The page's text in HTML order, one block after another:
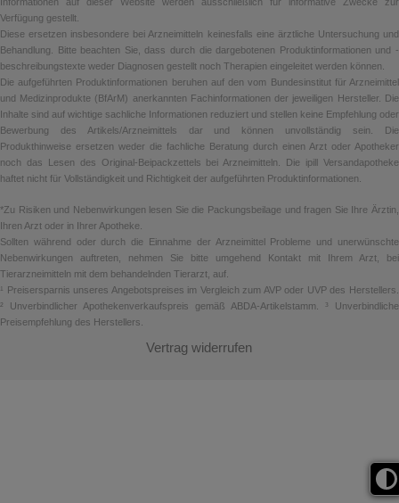
Verfügung gestellt.
Diese ersetzen insbesondere bei Arzneimitteln keinesfalls eine ärztliche Untersuchung und
Behandlung. Bitte beachten Sie, dass durch die dargebotenen Produktinformationen und -
beschreibungstexte weder Diagnosen gestellt noch Therapien eingeleitet werden können.
Die aufgeführten Produktinformationen beruhen auf den vom Bundesinstitut für Arzneimittel
und Medizinprodukte (BfArM) anerkannten Fachinformationen der jeweiligen Hersteller. Die
Inhalte sind auf wichtige sachliche Informationen reduziert und stellen keine Empfehlung oder
Bewerbung des Artikels/Arzneimittels dar und können unvollständig sein. Die
Produkthinweise ersetzen weder die fachliche Beratung durch einen Arzt oder Apotheker
noch das Lesen des Original-Beipackzettels bei Arzneimitteln. Die ipill Versandapotheke
haftet nicht für Vollständigkeit und Richtigkeit der aufgeführten Produktinformationen.
*Zu Risiken und Nebenwirkungen lesen Sie die Packungsbeilage und fragen Sie Ihre Ärztin,
Ihren Arzt oder in Ihrer Apotheke.
Sollten während oder durch die Einnahme der Arzneimittel Probleme und unerwünschte
Nebenwirkungen auftreten, nehmen Sie bitte umgehend Kontakt mit Ihrem Arzt, bei
Tierarzneimitteln mit dem behandelnden Tierarzt, auf.
¹ Preisersparnis unseres Angebotspreises im Vergleich zum AVP oder UVP des Herstellers.
² Unverbindlicher Apothekenverkaufspreis gemäß ABDA-Artikelstamm. ³ Unverbindliche
Preisempfehlung des Herstellers.
Vertrag widerrufen